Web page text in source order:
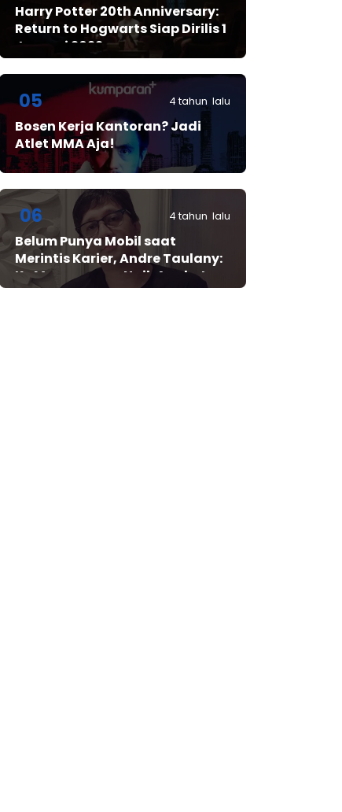
Harry Potter 20th Anniversary:
Return to Hogwarts Siap Dirilis 1
Januari 2022
05 4 tahun lalu
Bosen Kerja Kantoran? Jadi
Atlet MMA Aja!
06 4 tahun lalu
Belum Punya Mobil saat
Merintis Karier, Andre Taulany:
Ke Mana-mana Naik Angkot